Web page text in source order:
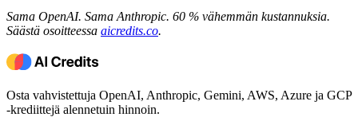
Sama OpenAI. Sama Anthropic. 60 % vähemmän kustannuksia.
Säästä osoitteessa aicredits.co.
Osta vahvistettuja OpenAI, Anthropic, Gemini, AWS, Azure ja GCP
-krediittejä alennetuin hinnoin.